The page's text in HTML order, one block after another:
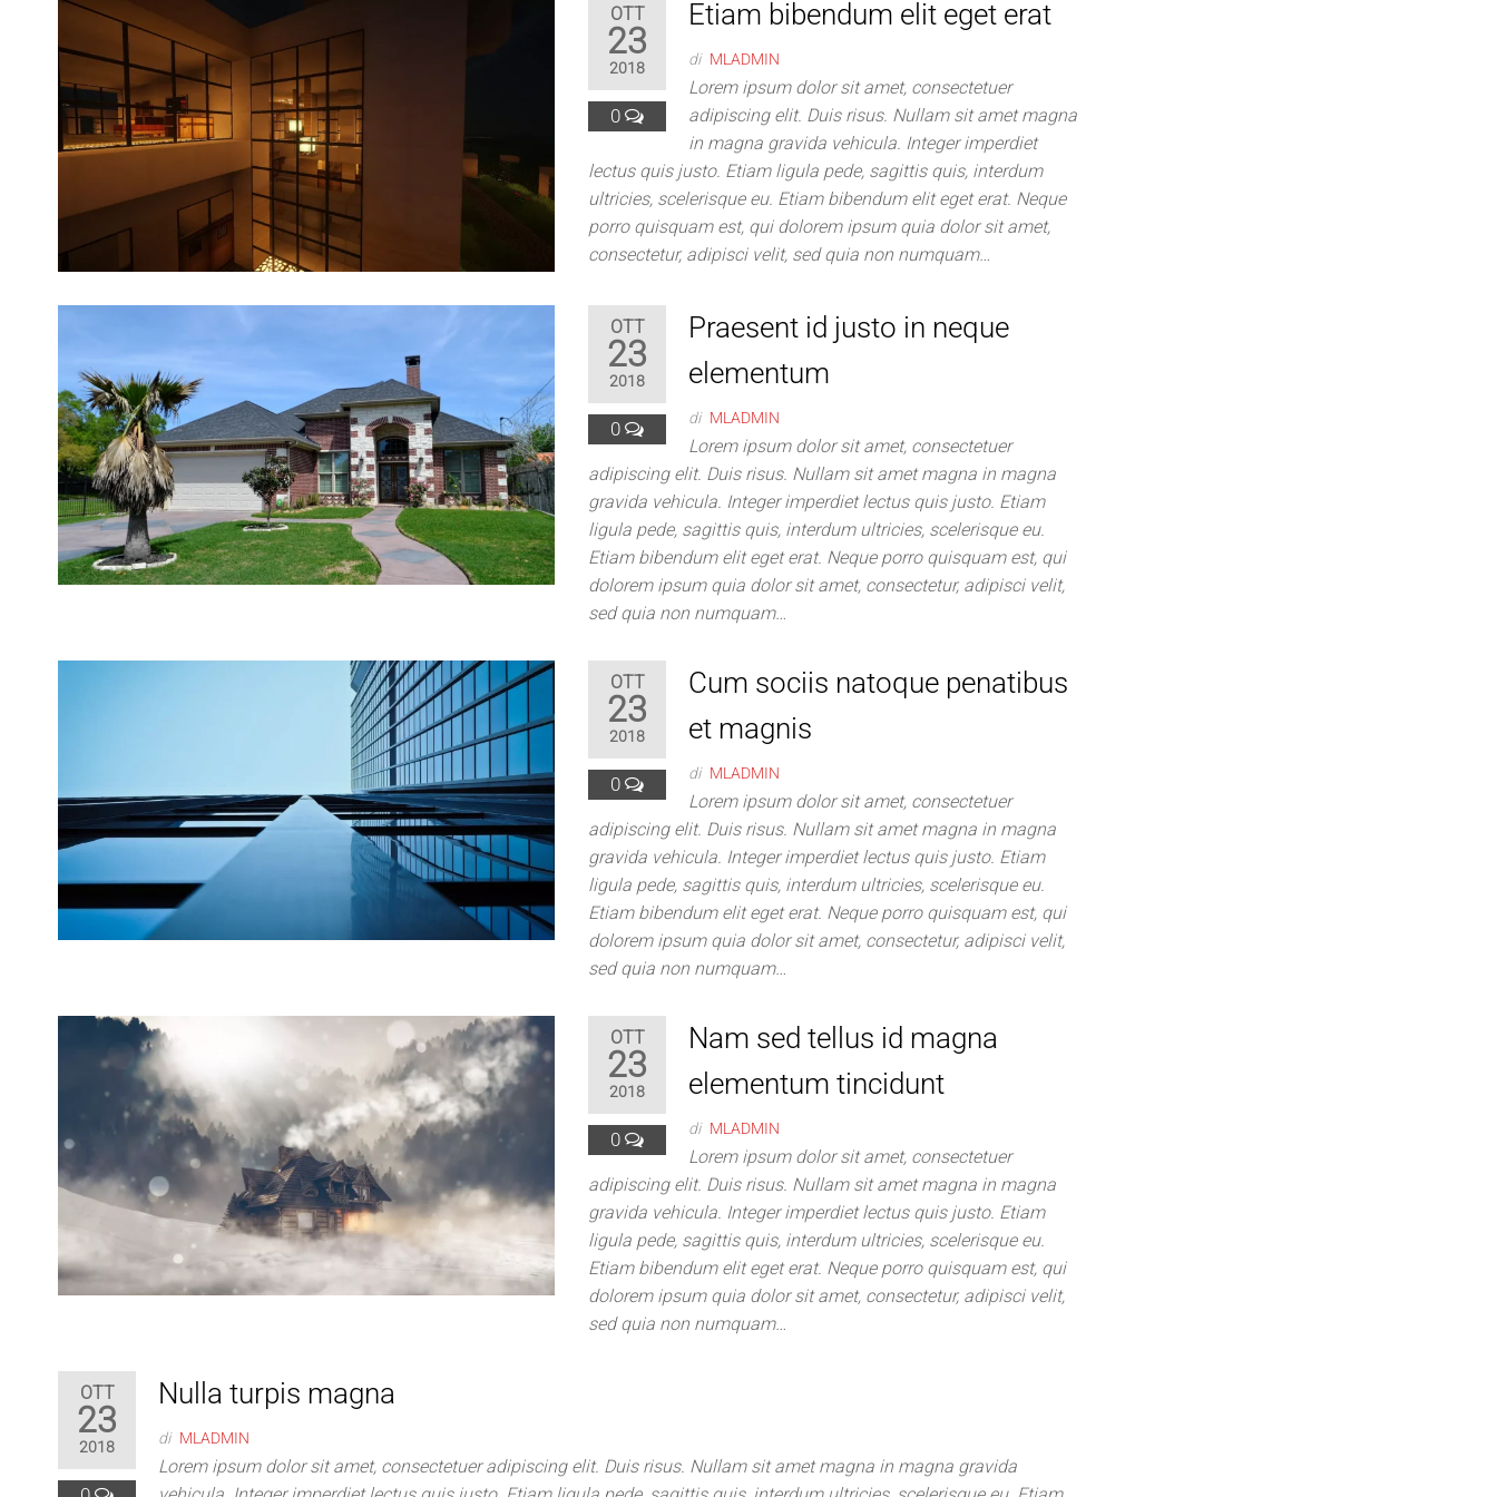
OTT
23
2018
0
Etiam bibendum elit eget erat
di MLADMIN
Lorem ipsum dolor sit amet, consectetuer
adipiscing elit. Duis risus. Nullam sit amet magna
in magna gravida vehicula. Integer imperdiet
lectus quis justo. Etiam ligula pede, sagittis quis, interdum
ultricies, scelerisque eu. Etiam bibendum elit eget erat. Neque
porro quisquam est, qui dolorem ipsum quia dolor sit amet,
consectetur, adipisci velit, sed quia non numquam…
OTT
23
2018
0
Praesent id justo in neque
elementum
di MLADMIN
Lorem ipsum dolor sit amet, consectetuer
adipiscing elit. Duis risus. Nullam sit amet magna in magna
gravida vehicula. Integer imperdiet lectus quis justo. Etiam
ligula pede, sagittis quis, interdum ultricies, scelerisque eu.
Etiam bibendum elit eget erat. Neque porro quisquam est, qui
dolorem ipsum quia dolor sit amet, consectetur, adipisci velit,
sed quia non numquam…
OTT
23
2018
0
Cum sociis natoque penatibus
et magnis
di MLADMIN
Lorem ipsum dolor sit amet, consectetuer
adipiscing elit. Duis risus. Nullam sit amet magna in magna
gravida vehicula. Integer imperdiet lectus quis justo. Etiam
ligula pede, sagittis quis, interdum ultricies, scelerisque eu.
Etiam bibendum elit eget erat. Neque porro quisquam est, qui
dolorem ipsum quia dolor sit amet, consectetur, adipisci velit,
sed quia non numquam…
OTT
23
2018
0
Nam sed tellus id magna
elementum tincidunt
di MLADMIN
Lorem ipsum dolor sit amet, consectetuer
adipiscing elit. Duis risus. Nullam sit amet magna in magna
gravida vehicula. Integer imperdiet lectus quis justo. Etiam
ligula pede, sagittis quis, interdum ultricies, scelerisque eu.
Etiam bibendum elit eget erat. Neque porro quisquam est, qui
dolorem ipsum quia dolor sit amet, consectetur, adipisci velit,
sed quia non numquam…
OTT
23
2018
Nulla turpis magna
di MLADMIN
Lorem ipsum dolor sit amet, consectetuer adipiscing elit. Duis risus. Nullam sit amet magna in magna gravida